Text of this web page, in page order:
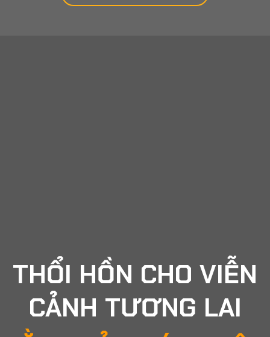
THỔI HỒN CHO VIỄN
CẢNH TƯƠNG LAI